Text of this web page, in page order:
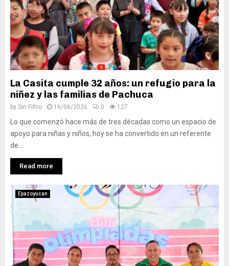
La Casita cumple 32 años: un refugio para la
niñez y las familias de Pachuca
by Sin Filtro 16/06/2026 0 127
Lo que comenzó hace más de tres décadas como un espacio de
apoyo para niñas y niños, hoy se ha convertido en un referente
de...
Read more
Epazoyucan